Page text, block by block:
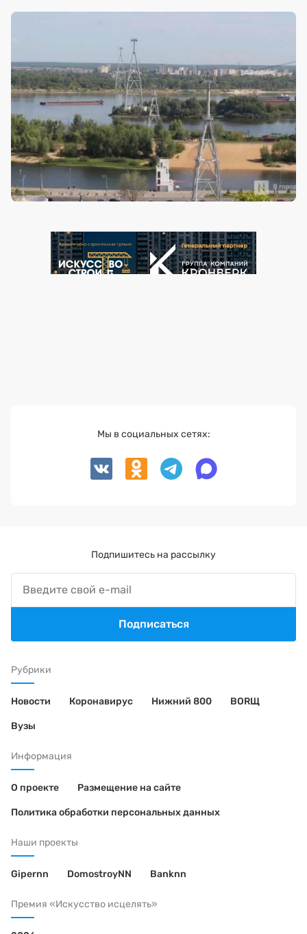
Рубрики
Новости Коронавирус Нижний 800 BORЩ
Вузы
Информация
О проекте Размещение на сайте
Политика обработки персональных данных
Наши проекты
Gipernn DomostroyNN Banknn
Премия «Искусство исцелять»
Мы в социальных сетях:
Подпишитесь на рассылку
Подписаться